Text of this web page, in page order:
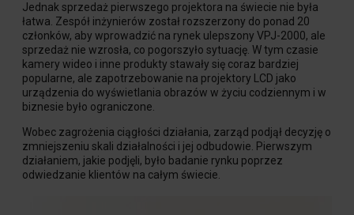
Jednak sprzedaż pierwszego projektora na świecie nie była
łatwa. Zespół inżynierów został rozszerzony do ponad 20
członków, aby wprowadzić na rynek ulepszony VPJ-2000, ale
sprzedaż nie wzrosła, co pogorszyło sytuację. W tym czasie
kamery wideo i inne produkty stawały się coraz bardziej
popularne, ale zapotrzebowanie na projektory LCD jako
urządzenia do wyświetlania obrazów w życiu codziennym i w
biznesie było ograniczone.
Wobec zagrożenia ciągłości działania, zarząd podjął decyzję o
zmniejszeniu skali działalności i jej odbudowie. Pierwszym
działaniem, jakie podjęli, było badanie rynku poprzez
odwiedzanie klientów na całym świecie.